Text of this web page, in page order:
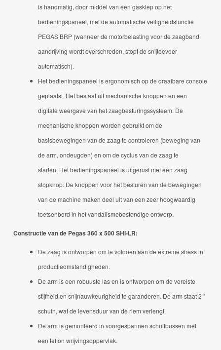
is handmatig, door middel van een gasklep op het
bedieningspaneel, met de automatische veiligheidsfunctie
PEGAS BRP (wanneer de motorbelasting voor de zaagband
aandrijving wordt overschreden, stopt de snijtoevoer
automatisch).
Het bedieningspaneel is ergonomisch op de draaibare console
geplaatst. Het bestaat uit mechanische knoppen en een
digitale weergave van het zaagbesturingssysteem. De
mechanische knoppen worden gebruikt om de
basisbewegingen van de zaag te controleren (beweging van
de arm, ondeugden) en om de cyclus van de zaag te
starten. Het bedieningspaneel is uitgerust met een zaag
stopknop. De knoppen voor het besturen van de bewegingen
van de machine maken deel uit van een zeer hoogwaardig
toetsenbord in het vandalismebestendige ontwerp.
Constructie van de Pegas 360 x 500 SHI-LR:
De zaag is ontworpen om te voldoen aan de extreme stress in
productieomstandigheden.
De arm is een robuuste las en is ontworpen om de vereiste
stijfheid en snijnauwkeurigheid te garanderen. De arm staat 2 °
schuin, wat de levensduur van de riem verlengt.
De arm is gemonteerd in voorgespannen schuifbussen met
een teflon wrijvingsoppervlak.